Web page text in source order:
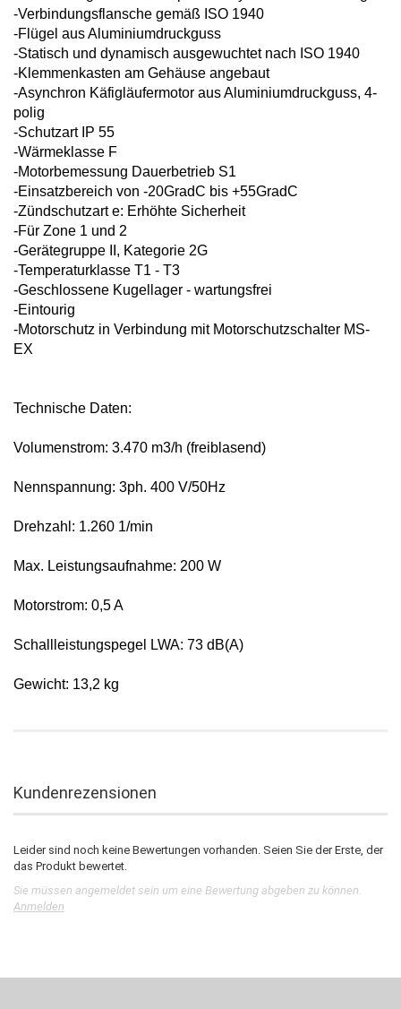
-Verbindungsflansche gemäß ISO 1940
-Flügel aus Aluminiumdruckguss
-Statisch und dynamisch ausgewuchtet nach ISO 1940
-Klemmenkasten am Gehäuse angebaut
-Asynchron Käfigläufermotor ausAluminiumdruckguss, 4-
polig
-Schutzart IP 55
-Wärmeklasse F
-Motorbemessung Dauerbetrieb S1
-Einsatzbereich von -20GradC bis +55GradC
-Zündschutzart e: Erhöhte Sicherheit
-Für Zone 1 und 2
-Gerätegruppe II, Kategorie 2G
-Temperaturklasse T1 - T3
-Geschlossene Kugellager - wartungsfrei
-Eintourig
-Motorschutz in Verbindung mit Motorschutzschalter MS-
EX
Technische Daten:
Volumenstrom: 3.470 m3/h (freiblasend)
Nennspannung: 3ph. 400 V/50Hz
Drehzahl: 1.260 1/min
Max. Leistungsaufnahme: 200 W
Motorstrom: 0,5 A
Schallleistungspegel LWA: 73 dB(A)
Gewicht: 13,2 kg
Kundenrezensionen
Leider sind noch keine Bewertungen vorhanden. Seien Sie der Erste, der
das Produkt bewertet.
Sie müssen angemeldet sein um eine Bewertung abgeben zu können.
Anmelden